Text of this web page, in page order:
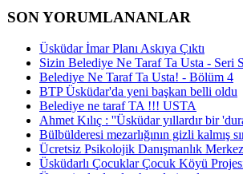
SON YORUMLANANLAR
Üsküdar İmar Planı Askıya Çıktı
Sizin Belediye Ne Taraf Ta Usta - Seri
Belediye Ne Taraf Ta Usta! - Bölüm 4
BTP Üsküdar'da yeni başkan belli oldu
Belediye ne taraf TA !!! USTA
Ahmet Kılıç : ''Üsküdar yıllardır bir
Bülbülderesi mezarlığının gizli kalmış
Ücretsiz Psikolojik Danışmanlık
Üsküdarlı Çocuklar Çocuk Köyü